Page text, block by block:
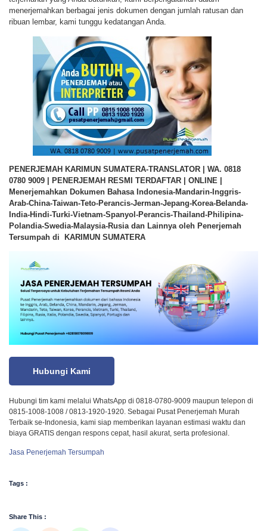
menerjemahkan berbagai jenis dokumen dengan jumlah ratusan dan
ribuan lembar, kami tunggu kedatangan Anda.
PENERJEMAH KARIMUN SUMATERA-TRANSLATOR | WA. 0818
0780 9009 | PENERJEMAH RESMI TERDAFTAR | ONLINE |
Menerjemahkan Dokumen Bahasa Indonesia-Mandarin-Inggris-
Arab-China-Taiwan-Teto-Perancis-Jerman-Jepang-Korea-Belanda-
India-Hindi-Turki-Vietnam-Spanyol-Perancis-Thailand-Philipina-
Polandia-Swedia-Malaysia-Rusia dan Lainnya oleh Penerjemah
Tersumpah di KARIMUN SUMATERA
Hubungi Kami
Hubungi tim kami melalui WhatsApp di 0818-0780-9009 maupun telepon di
0815-1008-1008 / 0813-1920-1920. Sebagai Pusat Penerjemah Murah
Terbaik se-Indonesia, kami siap memberikan layanan estimasi waktu dan
biaya GRATIS dengan respons cepat, hasil akurat, serta profesional.
Jasa Penerjemah Tersumpah
Tags :
Share This :